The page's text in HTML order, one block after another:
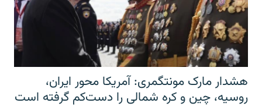
هشدار مارک مونتگمری: آمریکا محور ایران،
روسیه، چین و کره شمالی را دست‌کم گرفته است